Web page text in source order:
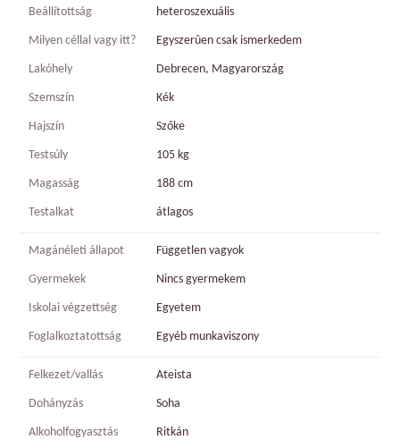
Beállítottság heteroszexuális
Milyen céllal vagy itt? Egyszerûen csak ismerkedem
Lakóhely Debrecen, Magyarország
Szemszín Kék
Hajszín Szőke
Testsúly 105 kg
Magasság 188 cm
Testalkat átlagos
Magánéleti állapot Független vagyok
Gyermekek Nincs gyermekem
Iskolai végzettség Egyetem
Foglalkoztatottság Egyéb munkaviszony
Felkezet/vallás Ateista
Dohányzás Soha
Alkoholfogyasztás Ritkán